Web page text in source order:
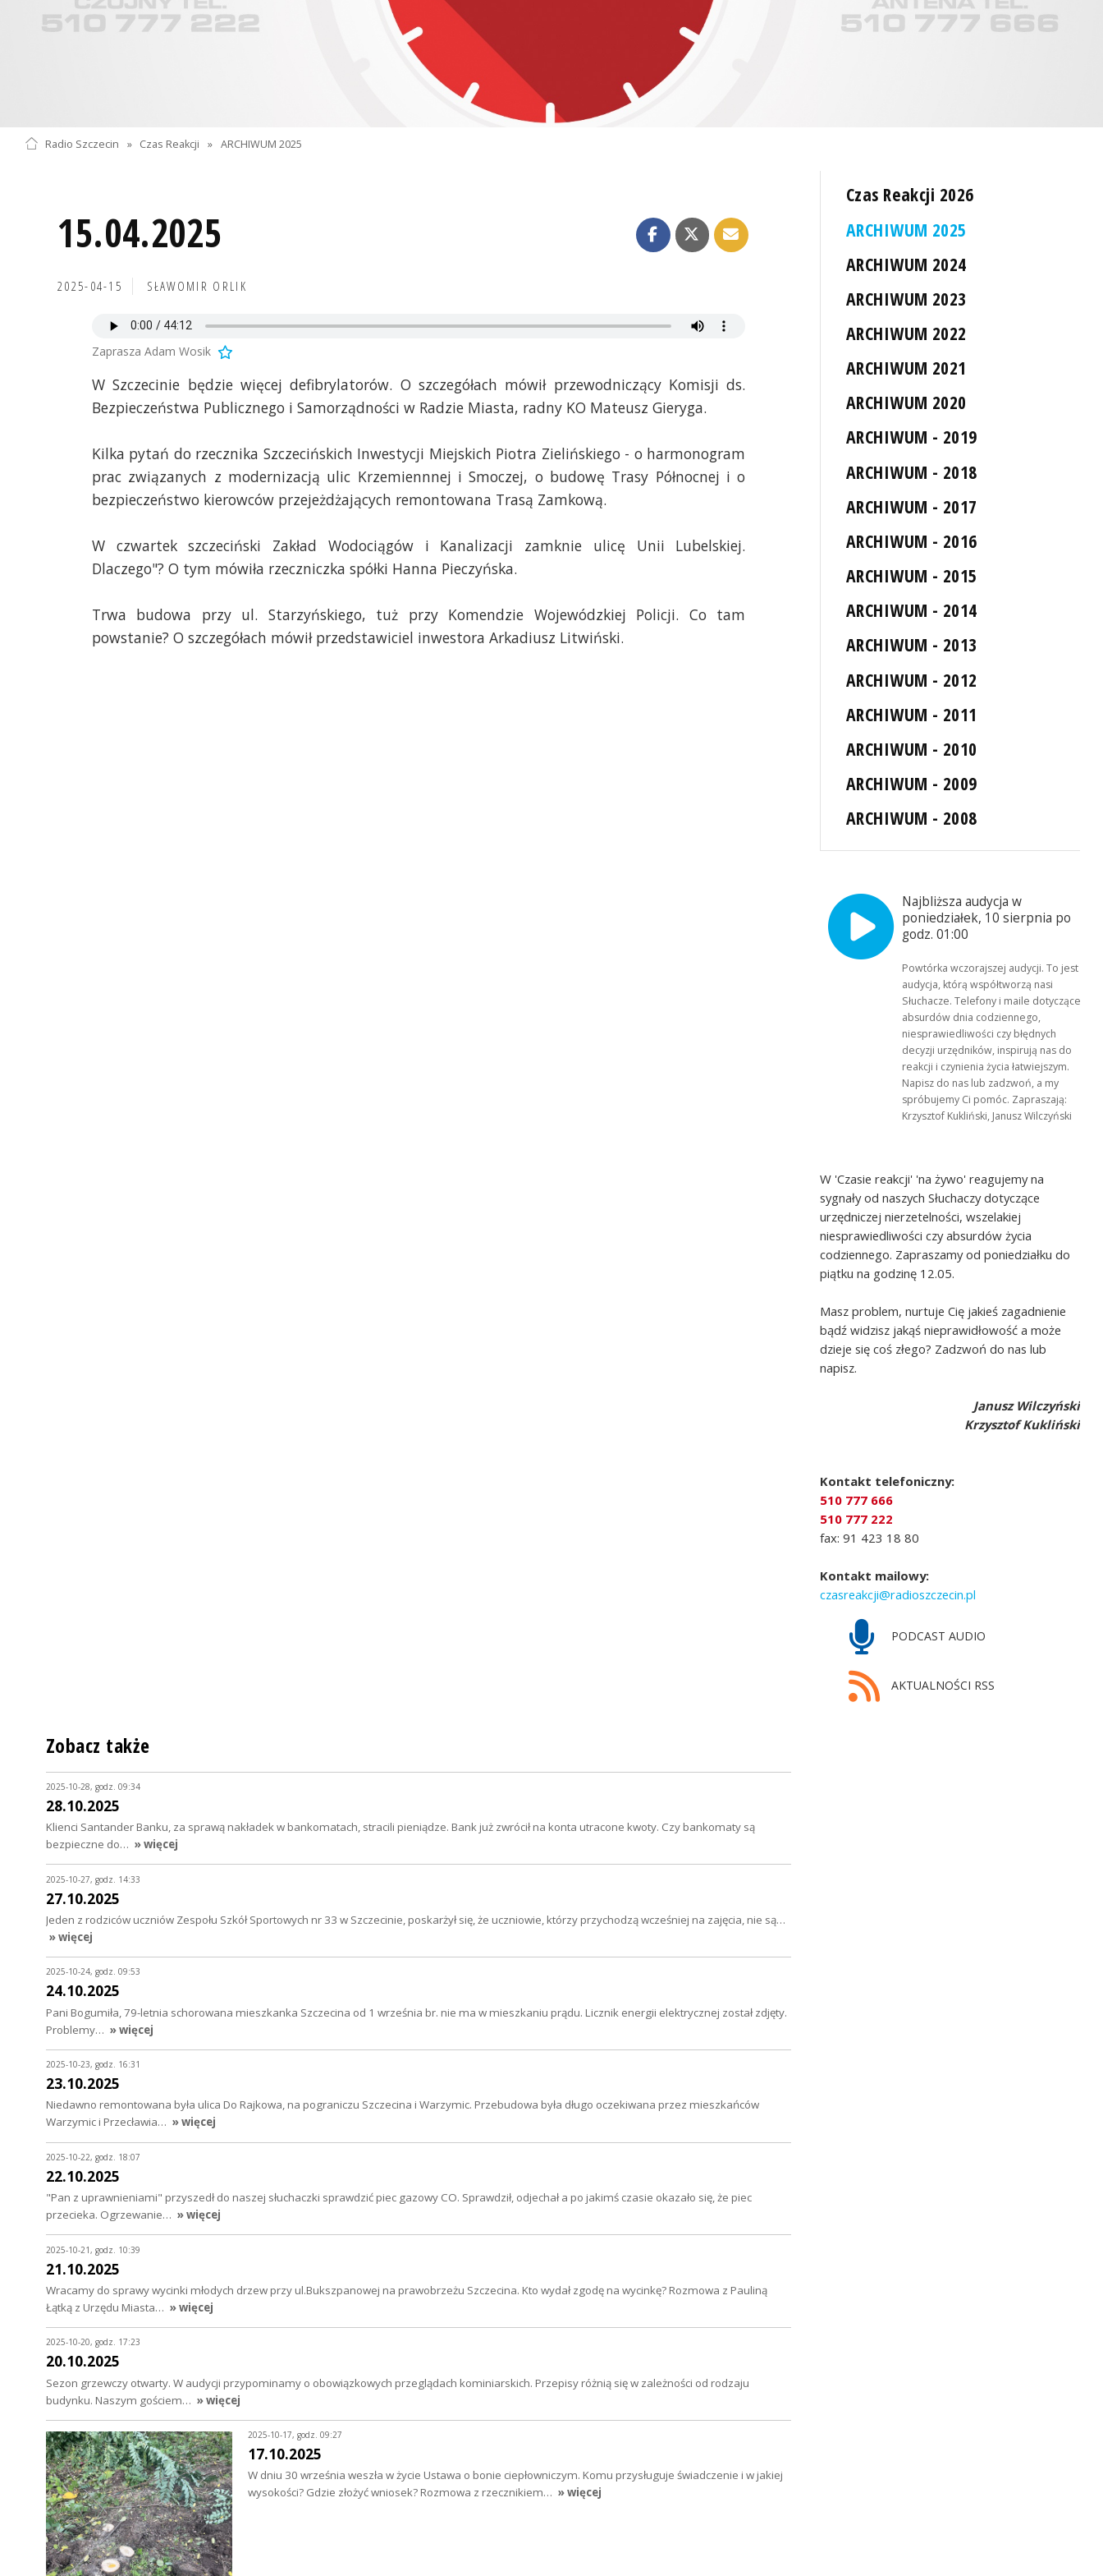
Radio Szczecin » Czas Reakcji » ARCHIWUM 2025
15.04.2025
2025-04-15 SŁAWOMIR ORLIK
Zaprasza Adam Wosik
W Szczecinie będzie więcej defibrylatorów. O szczegółach mówił przewodniczący Komisji ds.
Bezpieczeństwa Publicznego i Samorządności w Radzie Miasta, radny KO Mateusz Gieryga.
Kilka pytań do rzecznika Szczecińskich Inwestycji Miejskich Piotra Zielińskiego - o harmonogram
prac związanych z modernizacją ulic Krzemiennnej i Smoczej, o budowę Trasy Północnej i o
bezpieczeństwo kierowców przejeżdżających remontowana Trasą Zamkową.
W czwartek szczeciński Zakład Wodociągów i Kanalizacji zamknie ulicę Unii Lubelskiej.
Dlaczego"? O tym mówiła rzeczniczka spółki Hanna Pieczyńska.
Trwa budowa przy ul. Starzyńskiego, tuż przy Komendzie Wojewódzkiej Policji. Co tam
powstanie? O szczegółach mówił przedstawiciel inwestora Arkadiusz Litwiński.
Czas Reakcji 2026
ARCHIWUM 2025
ARCHIWUM 2024
ARCHIWUM 2023
ARCHIWUM 2022
ARCHIWUM 2021
ARCHIWUM 2020
ARCHIWUM - 2019
ARCHIWUM - 2018
ARCHIWUM - 2017
ARCHIWUM - 2016
ARCHIWUM - 2015
ARCHIWUM - 2014
ARCHIWUM - 2013
ARCHIWUM - 2012
ARCHIWUM - 2011
ARCHIWUM - 2010
ARCHIWUM - 2009
ARCHIWUM - 2008
Najbliższa audycja w
poniedziałek, 10 sierpnia po
godz. 01:00
Powtórka wczorajszej audycji. To jest
audycja, którą współtworzą nasi
Słuchacze. Telefony i maile dotyczące
absurdów dnia codziennego,
niesprawiedliwości czy błędnych
decyzji urzędników, inspirują nas do
reakcji i czynienia życia łatwiejszym.
Napisz do nas lub zadzwoń, a my
spróbujemy Ci pomóc. Zapraszają:
Krzysztof Kukliński, Janusz Wilczyński
W 'Czasie reakcji' 'na żywo' reagujemy na
sygnały od naszych Słuchaczy dotyczące
urzędniczej nierzetelności, wszelakiej
niesprawiedliwości czy absurdów życia
codziennego. Zapraszamy od poniedziałku do
piątku na godzinę 12.05.
Masz problem, nurtuje Cię jakieś zagadnienie
bądź widzisz jakąś nieprawidłowość a może
dzieje się coś złego? Zadzwoń do nas lub
napisz.
Janusz Wilczyński
Krzysztof Kukliński
Kontakt telefoniczny:
510 777 666
510 777 222
fax: 91 423 18 80
Kontakt mailowy:
czasreakcji@radioszczecin.pl
PODCAST AUDIO
AKTUALNOŚCI RSS
Zobacz także
2025-10-28, godz. 09:34
28.10.2025
Klienci Santander Banku, za sprawą nakładek w bankomatach, stracili pieniądze. Bank już zwrócił na konta utracone kwoty. Czy bankomaty są
bezpieczne do… » więcej
2025-10-27, godz. 14:33
27.10.2025
Jeden z rodziców uczniów Zespołu Szkół Sportowych nr 33 w Szczecinie, poskarżył się, że uczniowie, którzy przychodzą wcześniej na zajęcia, nie są…
» więcej
2025-10-24, godz. 09:53
24.10.2025
Pani Bogumiła, 79-letnia schorowana mieszkanka Szczecina od 1 września br. nie ma w mieszkaniu prądu. Licznik energii elektrycznej został zdjęty.
Problemy… » więcej
2025-10-23, godz. 16:31
23.10.2025
Niedawno remontowana była ulica Do Rajkowa, na pograniczu Szczecina i Warzymic. Przebudowa była długo oczekiwana przez mieszkańców
Warzymic i Przecławia… » więcej
2025-10-22, godz. 18:07
22.10.2025
"Pan z uprawnieniami" przyszedł do naszej słuchaczki sprawdzić piec gazowy CO. Sprawdził, odjechał a po jakimś czasie okazało się, że piec
przecieka. Ogrzewanie… » więcej
2025-10-21, godz. 10:39
21.10.2025
Wracamy do sprawy wycinki młodych drzew przy ul.Bukszpanowej na prawobrzeżu Szczecina. Kto wydał zgodę na wycinkę? Rozmowa z Pauliną
Łątką z Urzędu Miasta… » więcej
2025-10-20, godz. 17:23
20.10.2025
Sezon grzewczy otwarty. W audycji przypominamy o obowiązkowych przeglądach kominiarskich. Przepisy różnią się w zależności od rodzaju
budynku. Naszym gościem… » więcej
2025-10-17, godz. 09:27
17.10.2025
W dniu 30 września weszła w życie Ustawa o bonie ciepłowniczym. Komu przysługuje świadczenie i w jakiej
wysokości? Gdzie złożyć wniosek? Rozmowa z rzecznikiem… » więcej